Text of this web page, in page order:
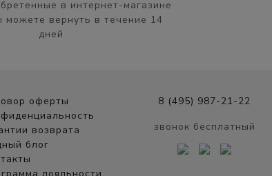
в интернет-магазине
можете вернуть в течение 14
дней
оферты
возврата
блог
8 (495) 987-21-22
звонок бесплатный